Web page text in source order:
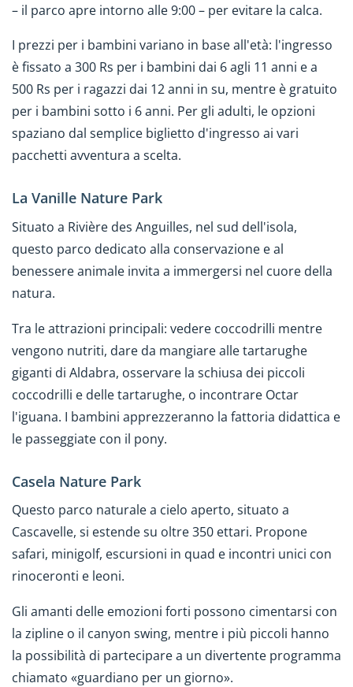
– il parco apre intorno alle 9:00 – per evitare la calca.
I prezzi per i bambini variano in base all'età: l'ingresso
è fissato a 300 Rs per i bambini dai 6 agli 11 anni e a
500 Rs per i ragazzi dai 12 anni in su, mentre è gratuito
per i bambini sotto i 6 anni. Per gli adulti, le opzioni
spaziano dal semplice biglietto d'ingresso ai vari
pacchetti avventura a scelta.
La Vanille Nature Park
Situato a Rivière des Anguilles, nel sud dell'isola,
questo parco dedicato alla conservazione e al
benessere animale invita a immergersi nel cuore della
natura.
Tra le attrazioni principali: vedere coccodrilli mentre
vengono nutriti, dare da mangiare alle tartarughe
giganti di Aldabra, osservare la schiusa dei piccoli
coccodrilli e delle tartarughe, o incontrare Octar
l'iguana. I bambini apprezzeranno la fattoria didattica e
le passeggiate con il pony.
Casela Nature Park
Questo parco naturale a cielo aperto, situato a
Cascavelle, si estende su oltre 350 ettari. Propone
safari, minigolf, escursioni in quad e incontri unici con
rinoceronti e leoni.
Gli amanti delle emozioni forti possono cimentarsi con
la zipline o il canyon swing, mentre i più piccoli hanno
la possibilità di partecipare a un divertente programma
chiamato «guardiano per un giorno».